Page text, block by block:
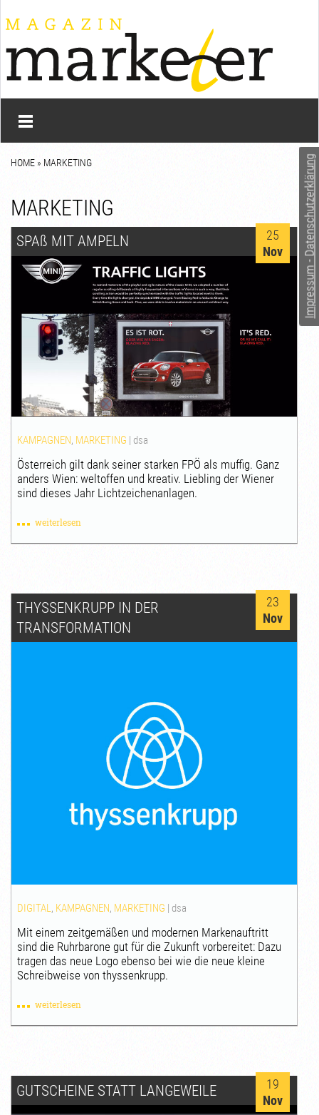
Impressum - Datenschutzerklärung
HOME » MARKETING
MARKETING
SPAß MIT AMPELN
25
Nov
KAMPAGNEN, MARKETING | dsa
Österreich gilt dank seiner starken FPÖ als muffig. Ganz
anders Wien: weltoffen und kreativ. Liebling der Wiener
sind dieses Jahr Lichtzeichenanlagen.
weiterlesen
THYSSENKRUPP IN DER
TRANSFORMATION
23
Nov
DIGITAL, KAMPAGNEN, MARKETING dsa
Mit einem zeitgemäßen und modernen Markenauftritt
sind die Ruhrbarone gut für die Zukunft vorbereitet: Dazu
tragen das neue Logo ebenso bei wie die neue kleine
Schreibweise von thyssenkrupp.
weiterlesen
GUTSCHEINE STATT LANGEWEILE
19
Nov